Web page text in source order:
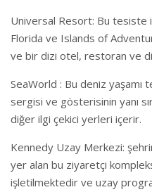
Universal Resort: Bu tesiste
Florida ve Islands of
ve bir dizi otel, restoran ve
SeaWorld : Bu deniz yaşamı
sergisi ve gösterisinin yanı
diğer ilgi çekici yerleri içerir.
Kennedy Uzay Merkezi:
yer alan bu ziyaretçi
işletilmektedir ve uzay